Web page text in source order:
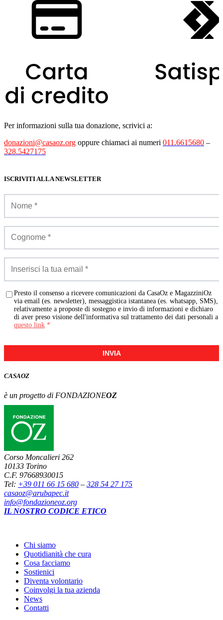
Per informazioni sulla tua donazione, scrivici a:
donazioni@casaoz.org oppure chiamaci ai numeri 011.6615680 –
328.5427175
ISCRIVITI ALLA NEWSLETTER
Presto il consenso a ricevere comunicazioni da CasaOz e MagazziniOz
via email (es. newsletter), messaggistica istantanea (es. whatsapp, SMS),
relativamente a proposte di sostegno e invio di informazioni e dichiaro
di aver preso visione dell'informativa sul trattamento dei dati personali a
questo link *
INVIA
CASAOZ
è un progetto di FONDAZIONEOZ
Corso Moncalieri 262
10133 Torino
C.F. 97668930015
Tel: +39 011 66 15 680 – 328 54 27 175
casaoz@arubapec.it
info@fondazioneoz.org
IL NOSTRO CODICE ETICO
Chi siamo
Quotidianità che cura
Cosa facciamo
Sostienici
Diventa volontario
Coinvolgi la tua azienda
News
Contatti